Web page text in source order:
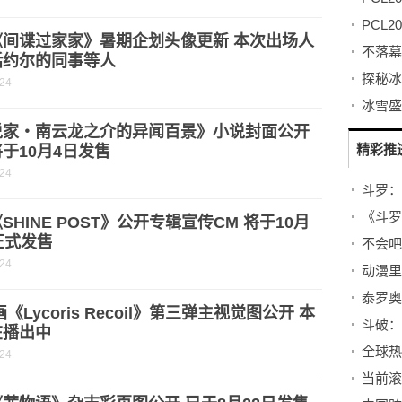
谍过家家》暑期企划头像更新 本次出场人
尔的同事等人
・南云龙之介的异闻百景》小说封面公开
10月4日发售
POST》公开专辑宣传CM 将于10月
式发售
《Lycoris Recoil》第三弹主视觉图公开 本
出中
精彩推
《斗
泰罗